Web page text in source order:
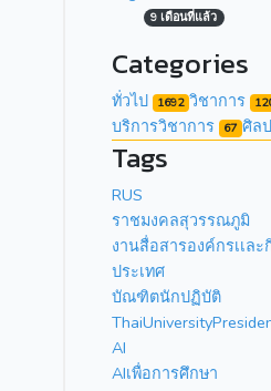
9 เดือนที่แล้ว
Categories
ทั่วไป 1692 วิชาการ
บริการวิชาการ 67 ศิล
Tags
RUS
ราชมงคลสุวรรณภูมิ
งานสื่อสารองค์กรเเละ
ประเทศ
บัณฑิตนักปฏิบัติ
AI
AIเพื่อการศึกษา